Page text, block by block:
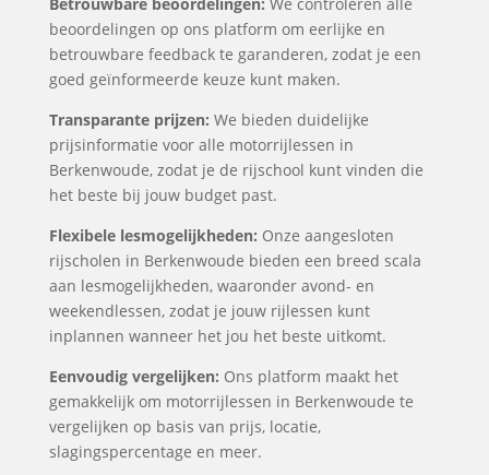
beoordelingen op ons platform om eerlijke en
betrouwbare feedback te garanderen, zodat je een
goed geïnformeerde keuze kunt maken.
Transparante prijzen: We bieden duidelijke
prijsinformatie voor alle motorrijlessen in
Berkenwoude, zodat je de rijschool kunt vinden die
het beste bij jouw budget past.
Flexibele lesmogelijkheden: Onze aangesloten
rijscholen in Berkenwoude bieden een breed scala
aan lesmogelijkheden, waaronder avond- en
weekendlessen, zodat je jouw rijlessen kunt
inplannen wanneer het jou het beste uitkomt.
Eenvoudig vergelijken: Ons platform maakt het
gemakkelijk om motorrijlessen in Berkenwoude te
vergelijken op basis van prijs, locatie,
slagingspercentage en meer.